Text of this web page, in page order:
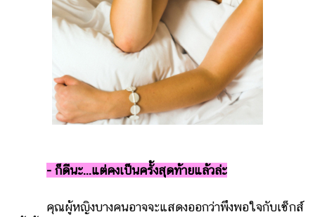
- ก็ดีนะ...แต่คงเป็นครั้งสุดท้ายแล้วล่ะ
คุณผู้หญิงบางคนอาจจะแสดงออกว่าพึงพอใจกับเซ็กส์